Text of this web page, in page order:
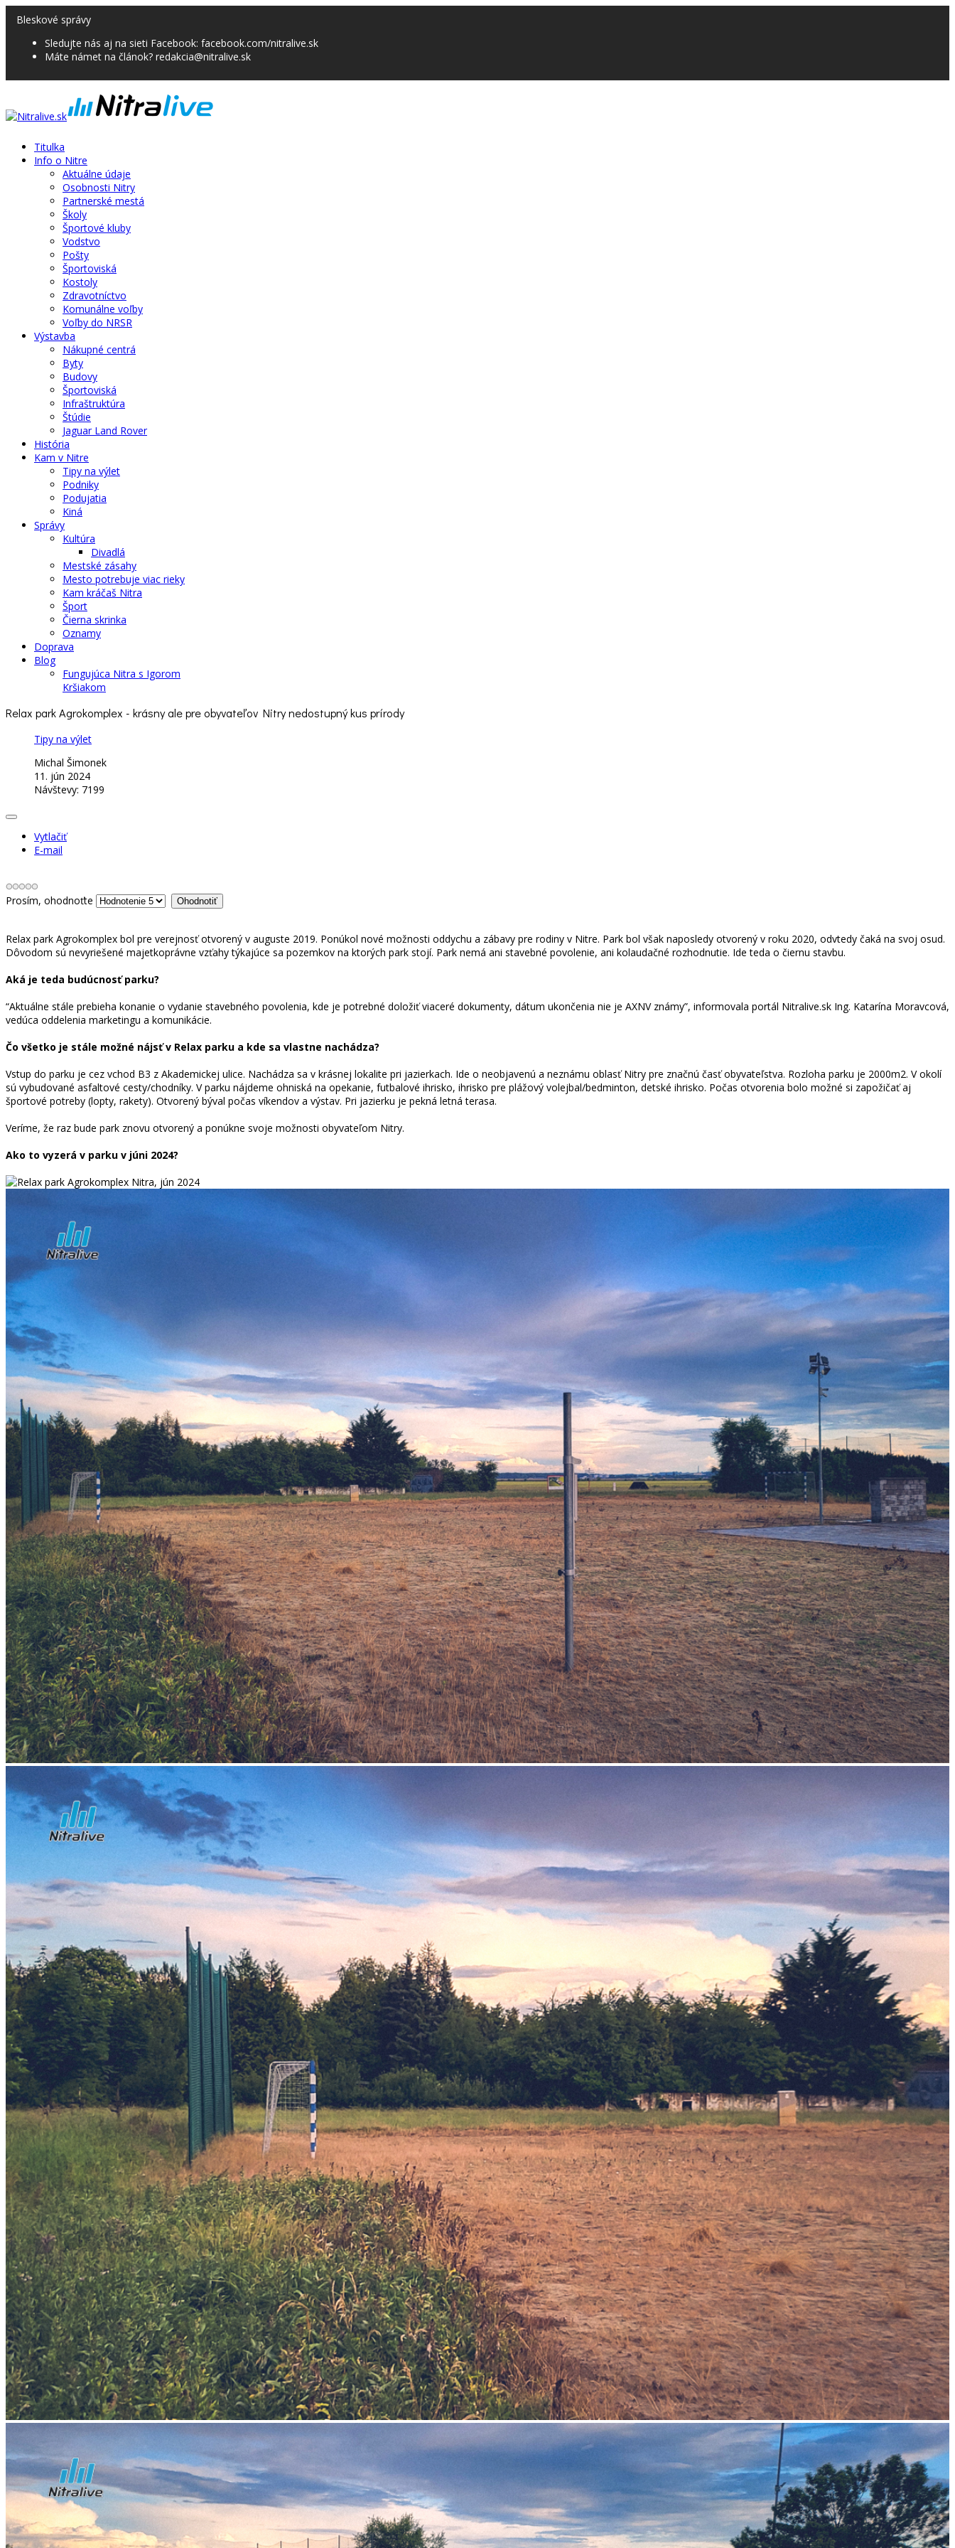
Bleskové správy
Sledujte nás aj na sieti Facebook: facebook.com/nitralive.sk
Máte námet na článok? redakcia@nitralive.sk
Titulka
Info o Nitre
Aktuálne údaje
Osobnosti Nitry
Partnerské mestá
Školy
Športové kluby
Vodstvo
Pošty
Športoviská
Kostoly
Zdravotníctvo
Komunálne voľby
Voľby do NRSR
Výstavba
Nákupné centrá
Byty
Budovy
Športoviská
Infraštruktúra
Štúdie
Jaguar Land Rover
História
Kam v Nitre
Tipy na výlet
Podniky
Podujatia
Kiná
Správy
Kultúra
Divadlá
Mestské zásahy
Mesto potrebuje viac rieky
Kam kráčaš Nitra
Šport
Čierna skrinka
Oznamy
Doprava
Blog
Fungujúca Nitra s Igorom
Kršiakom
Relax park Agrokomplex - krásny ale pre obyvateľov Nitry nedostupný kus prírody
Tipy na výlet
Michal Šimonek
11. jún 2024
Návštevy: 7199
Vytlačiť
E-mail
Prosím, ohodnoťte
Relax park Agrokomplex bol pre verejnosť otvorený v auguste 2019. Ponúkol nové možnosti oddychu a zábavy pre rodiny v Nitre. Park bol však naposledy otvorený v roku 2020, odvtedy čaká na svoj osud.
Dôvodom sú nevyriešené majetkoprávne vzťahy týkajúce sa pozemkov na ktorých park stojí. Park nemá ani stavebné povolenie, ani kolaudačné rozhodnutie. Ide teda o čiernu stavbu.
Aká je teda budúcnosť parku?
“Aktuálne stále prebieha konanie o vydanie stavebného povolenia, kde je potrebné doložiť viaceré dokumenty, dátum ukončenia nie je AXNV známy”, informovala portál Nitralive.sk Ing. Katarína Moravcová,
vedúca oddelenia marketingu a komunikácie.
Čo všetko je stále možné nájsť v Relax parku a kde sa vlastne nachádza?
Vstup do parku je cez vchod B3 z Akademickej ulice. Nachádza sa v krásnej lokalite pri jazierkach. Ide o neobjavenú a neznámu oblasť Nitry pre značnú časť obyvateľstva. Rozloha parku je 2000m2. V okolí
sú vybudované asfaltové cesty/chodníky. V parku nájdeme ohniská na opekanie, futbalové ihrisko, ihrisko pre plážový volejbal/bedminton, detské ihrisko. Počas otvorenia bolo možné si zapožičať aj
športové potreby (lopty, rakety). Otvorený býval počas víkendov a výstav. Pri jazierku je pekná letná terasa.
Veríme, že raz bude park znovu otvorený a ponúkne svoje možnosti obyvateľom Nitry.
Ako to vyzerá v parku v júni 2024?